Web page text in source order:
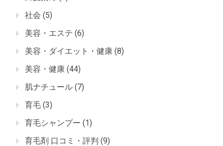
社会 (5)
美容・エステ (6)
美容・ダイエット・健康 (8)
美容・健康 (44)
肌ナチュール (7)
育毛 (3)
育毛シャンプー (1)
育毛剤 口コミ・評判 (9)